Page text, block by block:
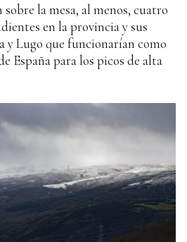
la mesa, al menos, cuatro
en la provincia y sus
y Lugo que funcionarían como
España para los picos de alta